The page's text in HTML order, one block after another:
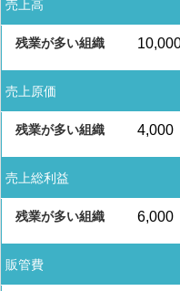
売上高
売上原価
4,000
売上総利益
6,000
販管費